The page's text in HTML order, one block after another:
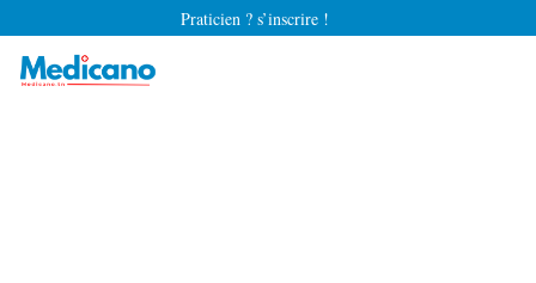
Praticien ? s’inscrire !